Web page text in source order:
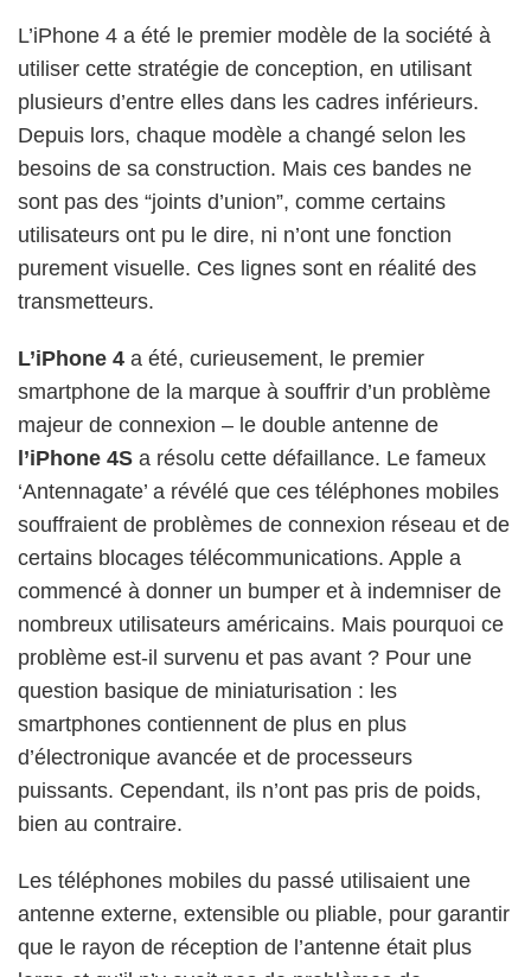
L’iPhone 4 a été le premier modèle de la société à
utiliser cette stratégie de conception, en utilisant
plusieurs d’entre elles dans les cadres inférieurs.
Depuis lors, chaque modèle a changé selon les
besoins de sa construction. Mais ces bandes ne
sont pas des “joints d’union”, comme certains
utilisateurs ont pu le dire, ni n’ont une fonction
purement visuelle. Ces lignes sont en réalité des
transmetteurs.
L’iPhone 4 a été, curieusement, le premier
smartphone de la marque à souffrir d’un problème
majeur de connexion – le double antenne de
l’iPhone 4S a résolu cette défaillance. Le fameux
‘Antennagate’ a révélé que ces téléphones mobiles
souffraient de problèmes de connexion réseau et de
certains blocages télécommunications. Apple a
commencé à donner un bumper et à indemniser de
nombreux utilisateurs américains. Mais pourquoi ce
problème est-il survenu et pas avant ? Pour une
question basique de miniaturisation : les
smartphones contiennent de plus en plus
d’électronique avancée et de processeurs
puissants. Cependant, ils n’ont pas pris de poids,
bien au contraire.
Les téléphones mobiles du passé utilisaient une
antenne externe, extensible ou pliable, pour garantir
que le rayon de réception de l’antenne était plus